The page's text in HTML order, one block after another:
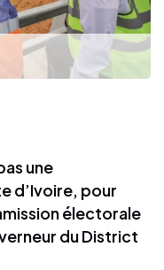
une
d’Ivoire, pour
électorale
du District